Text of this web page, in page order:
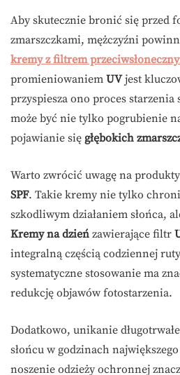
Aby skutecznie bronić się przed
zmarszczkami, mężczyźni
kremy z filtrem
promieniowaniem UVjest
przyspiesza ono proces starzenia
może być nie tylko pogrubienie
pojawianie się głębokich
Warto zwrócić uwagę na
SPF. Takie kremy nie tylko
szkodliwym działaniem słońca,
Kremy na dzień zawierające filtr
integralną częścią codziennej
systematyczne stosowanie ma
redukcję objawów fotostarzenia.
Dodatkowo, unikanie
słońcu w godzinach
noszenie odzieży ochronnej